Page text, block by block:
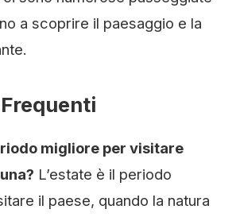
a scoprire il paesaggio e la
migliore per visitare
L’estate è il periodo
il paese, quando la natura